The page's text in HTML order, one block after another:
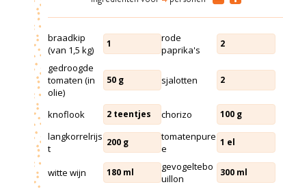
braadkip
(van 1,5 kg)
1
rode
paprika's
2
gedroogde
tomaten (in
olie)
50 g sjalotten 2
knoflook 2 teentjes chorizo 100 g
langkorrelrijs
t
200 g
tomatenpure
e
1 el
witte wijn 180 ml
gevogeltebo
uillon
300 ml